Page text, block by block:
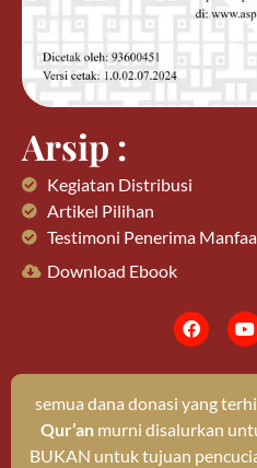
Arsip :
Kegiatan Distribusi
Artikel Pilihan
Testimoni Penerima
Download Ebook
semua dana donasi yang
Qur’anmurni disalurkan
BUKAN untuk tujuan